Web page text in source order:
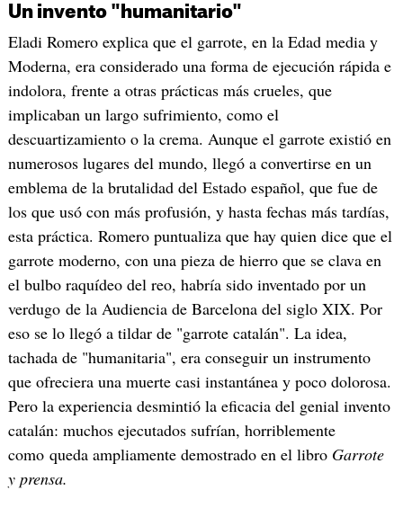
Un invento "humanitario"
Eladi Romero explica que el garrote, en la Edad media y
Moderna, era considerado una forma de ejecución rápida e
indolora, frente a otras prácticas más crueles, que
implicaban un largo sufrimiento, como el
descuartizamiento o la crema. Aunque el garrote existió en
numerosos lugares del mundo, llegó a convertirse en un
emblema de la brutalidad del Estado español, que fue de
los que usó con más profusión, y hasta fechas más tardías,
esta práctica. Romero puntualiza que hay quien dice que el
garrote moderno, con una pieza de hierro que se clava en
el bulbo raquídeo del reo, habría sido inventado por un
verdugo de la Audiencia de Barcelona del siglo XIX. Por
eso se lo llegó a tildar de "garrote catalán". La idea,
tachada de "humanitaria", era conseguir un instrumento
que ofreciera una muerte casi instantánea y poco dolorosa.
Pero la experiencia desmintió la eficacia del genial invento
catalán: muchos ejecutados sufrían, horriblemente
como queda ampliamente demostrado en el libro Garrote
y prensa.